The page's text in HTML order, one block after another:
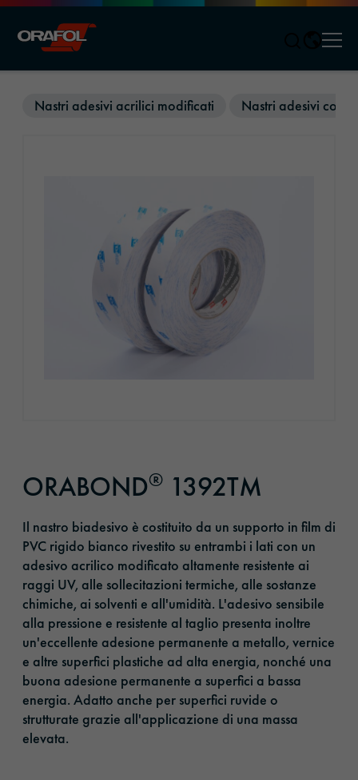
Nastri adesivi acrilici modificati Nastri adesivi con
ORABOND® 1392TM
Il nastro biadesivo è costituito da un supporto in film di
PVC rigido bianco rivestito su entrambi i lati con un
adesivo acrilico modificato altamente resistente ai
raggi UV, alle sollecitazioni termiche, alle sostanze
chimiche, ai solventi e all'umidità. L'adesivo sensibile
alla pressione e resistente al taglio presenta inoltre
un'eccellente adesione permanente a metallo, vernice
e altre superfici plastiche ad alta energia, nonché una
buona adesione permanente a superfici a bassa
energia. Adatto anche per superfici ruvide o
strutturate grazie all'applicazione di una massa
elevata.